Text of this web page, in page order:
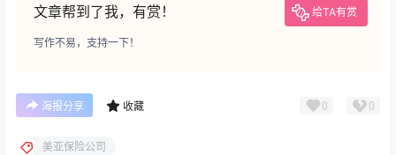
文章帮到了我，有赏！ 给TA有赏
写作不易，支持一下！
海报分享 收藏 0 0
美亚保险公司